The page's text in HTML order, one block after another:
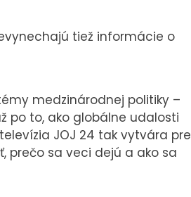
tiež informácie o
medzinárodnej politiky –
po to, ako globálne udalosti
JOJ 24 tak vytvára pre
prečo sa veci dejú a ako sa